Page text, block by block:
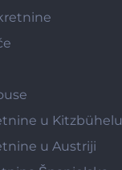
u Kitzbühelu
u Austriji